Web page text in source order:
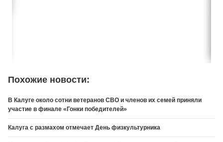
Похожие новости:
В Калуге около сотни ветеранов СВО и членов их семей приняли
участие в финале «Гонки победителей»
Калуга с размахом отмечает День физкультурника